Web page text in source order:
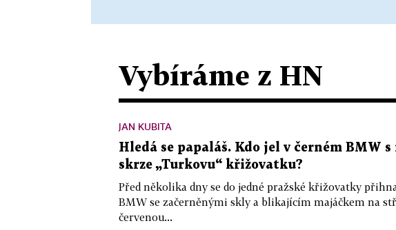
Vybíráme z HN
JAN KUBITA
Hledá se papaláš. Kdo jel v černém BMW
skrze „Turkovu“ křižovatku?
Před několika dny se do jedné pražské křižovatky
BMW se začerněnými skly a blikajícím majáčkem na
červenou...